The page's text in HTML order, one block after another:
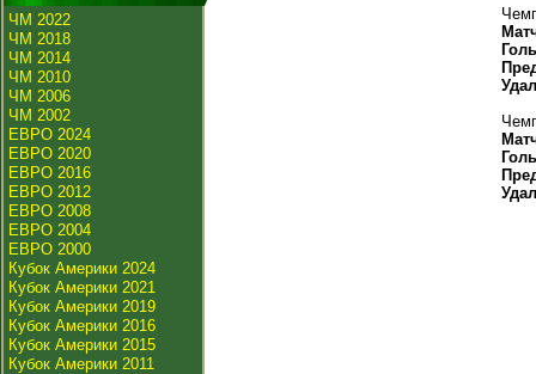
ЧМ 2022
ЧМ 2018
ЧМ 2014
ЧМ 2010
ЧМ 2006
ЧМ 2002
ЕВРО 2024
ЕВРО 2020
ЕВРО 2016
ЕВРО 2012
ЕВРО 2008
ЕВРО 2004
ЕВРО 2000
Кубок Америки 2024
Кубок Америки 2021
Кубок Америки 2019
Кубок Америки 2016
Кубок Америки 2015
Кубок Америки 2011